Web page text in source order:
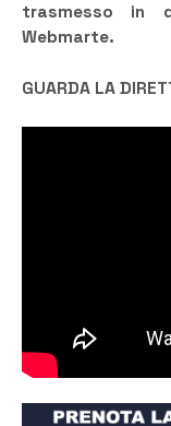
trasmesso in
Webmarte.
GUARDA LA